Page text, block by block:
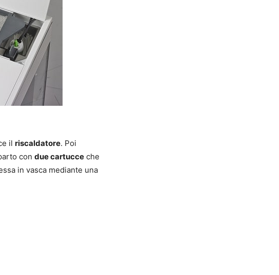
il riscaldatore. Poi
con due cartucce che
in vasca mediante una